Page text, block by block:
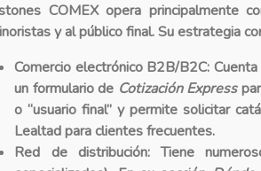
COMEX opera principalmente
y al público final. Su estrategia
Comercio electrónico B2B/B2C:
un formulario de Cotización Express
o “usuario final” y permite solicitar
Lealtadpara clientes frecuentes.
Red de distribución: Tiene